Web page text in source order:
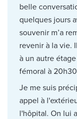
belle
quelques jours
souvenir m’a
revenir à la vie.
à un autre
fémoral à
Je me suis
appel à
l'hôpital. On lui